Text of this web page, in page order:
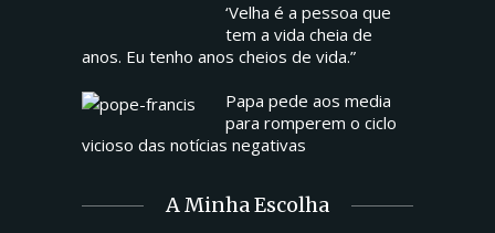
‘Velha é a pessoa que
tem a vida cheia de
anos. Eu tenho anos cheios de vida.”
Papa pede aos media
para romperem o ciclo
vicioso das notícias negativas
A Minha Escolha